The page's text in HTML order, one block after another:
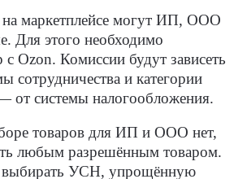
на маркетплейсе могут ИП, ООО
Для этого необходимо
с Ozon. Комиссии будут зависеть
сотрудничества и категории
от системы налогообложения.
товаров для ИП и ООО нет,
любым разрешённым товаром.
выбирать УСН, упрощённую